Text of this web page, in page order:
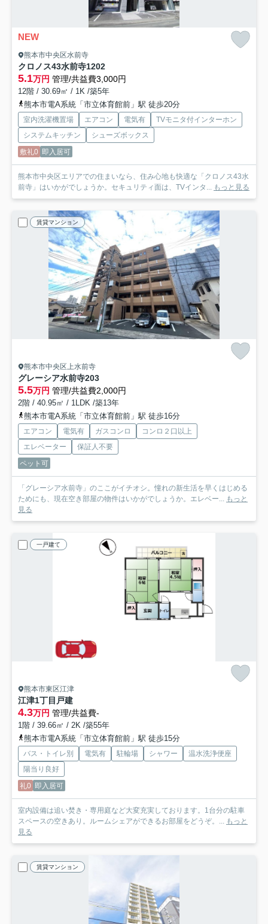
NEW
熊本市中央区水前寺
クロノス43水前寺1202
5.1万円 管理/共益費3,000円
12階 / 30.69㎡ / 1K /築5年
熊本市電A系統「市立体育館前」駅 徒歩20分
室内洗濯機置場 エアコン 電気有
TVモニタ付インターホン
システムキッチン
シューズボックス
敷礼0 即入居可
熊本市中央区エリアでの住まいなら、住み心地も快適な「クロノス43水
前寺」はいかがでしょうか。セキュリティ面は、TVインタ...
もっと見る
賃貸マンション
熊本市中央区上水前寺
グレーシア水前寺203
5.5万円 管理/共益費2,000円
2階 / 40.95㎡ / 1LDK /築13年
熊本市電A系統「市立体育館前」駅 徒歩16分
エアコン 電気有 ガスコンロ
コンロ２口以上
エレベーター
保証人不要
ペット可
「グレーシア水前寺」のここがイチオシ。憧れの新生活を早くはじめる
ためにも、現在空き部屋の物件はいかがでしょうか。エレベー... もっと
見る
一戸建て
熊本市東区江津
江津1丁目戸建
4.3万円 管理/共益費-
1階 / 39.66㎡ / 2K /築55年
熊本市電A系統「市立体育館前」駅 徒歩15分
バス・トイレ別 電気有 駐輪場 シャワー
温水洗浄便座
陽当り良好
礼0 即入居可
室内設備は追い焚き・専用庭など大変充実しております。1台分の駐車
スペースの空きあり。ルームシェアができるお部屋をどうぞ。... もっと
見る
賃貸マンション